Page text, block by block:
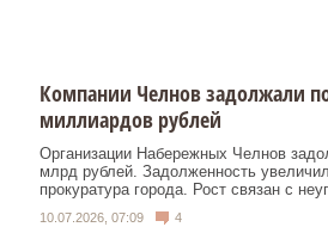
Компании Челнов задолжали
миллиардов рублей
Организации Набережных Челнов
млрд рублей. Задолженность
прокуратура города. Рост связан с
10.07.2026, 07:09 4